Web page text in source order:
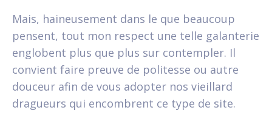
Mais, haineusement dans le que beaucoup
pensent, tout mon respect une telle galanterie
englobent plus que plus sur contempler. Il
convient faire preuve de politesse ou autre
douceur afin de vous adopter nos vieillard
dragueurs qui encombrent ce type de site.